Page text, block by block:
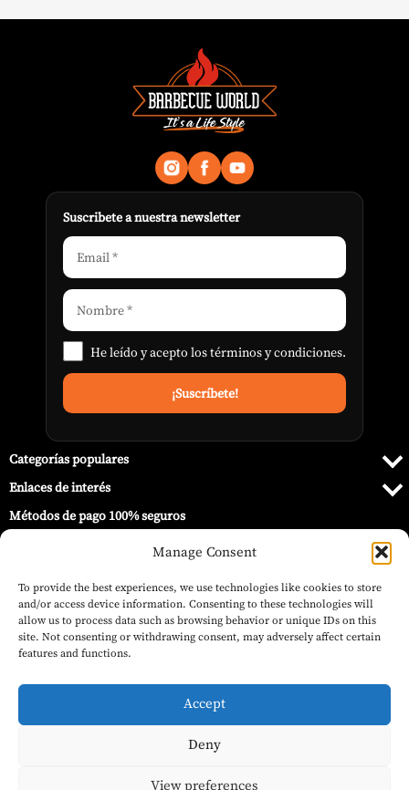
Manage Consent
To provide the best experiences, we use technologies like cookies to store
and/or access device information. Consenting to these technologies will
allow us to process data such as browsing behavior or unique IDs on this
site. Not consenting or withdrawing consent, may adversely affect certain
features and functions.
Accept
Deny
View preferences
Suscribete a nuestra newsletter
He leído y acepto lostérminos y condiciones.
Categorías populares
Enlaces de interés
Métodos de pago 100% seguros
© 2026 Barbecue World ®.